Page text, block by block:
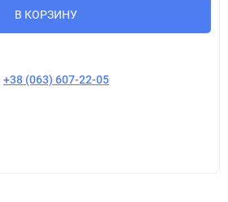
В КОРЗИНУ
+38 (063) 607-22-05